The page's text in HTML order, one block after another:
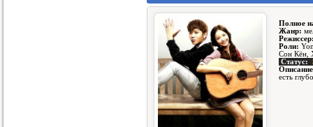
Полное
Жанр:
Роли:
Сон Кён,
Статус:
есть